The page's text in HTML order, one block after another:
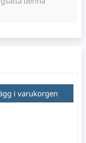
i varukorgen